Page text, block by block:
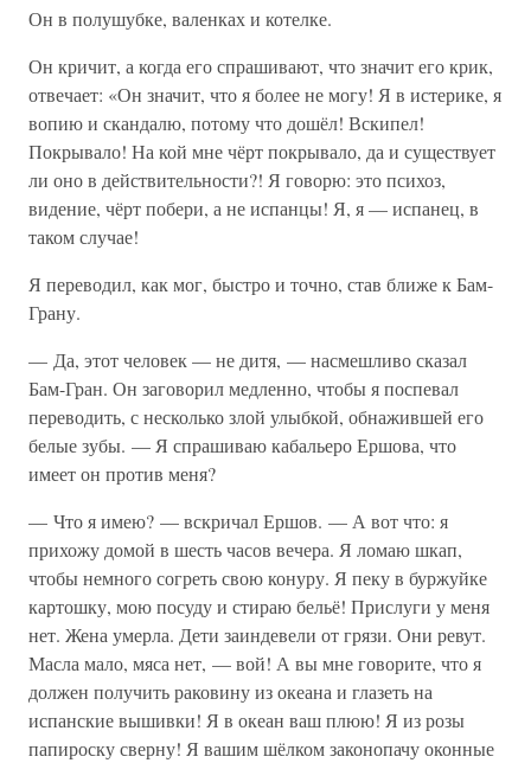
Он в полушубке, валенках и котелке.
Он кричит, а когда его спрашивают, что значит его крик,
отвечает: «Он значит, что я более не могу! Я в истерике, я
вопию и скандалю, потому что дошёл! Вскипел!
Покрывало! На кой мне чёрт покрывало, да и существует
ли оно в действительности?! Я говорю: это психоз,
видение, чёрт побери, а не испанцы! Я, я — испанец, в
таком случае!
Я переводил, как мог, быстро и точно, став ближе к Бам-
Грану.
— Да, этот человек — не дитя, — насмешливо сказал
Бам-Гран. Он заговорил медленно, чтобы я поспевал
переводить, с несколько злой улыбкой, обнажившей его
белые зубы. — Я спрашиваю кабальеро Ершова, что
имеет он против меня?
— Что я имею? — вскричал Ершов. — А вот что: я
прихожу домой в шесть часов вечера. Я ломаю шкап,
чтобы немного согреть свою конуру. Я пеку в буржуйке
картошку, мою посуду и стираю бельё! Прислуги у меня
нет. Жена умерла. Дети заиндевели от грязи. Они ревут.
Масла мало, мяса нет, — вой! А вы мне говорите, что я
должен получить раковину из океана и глазеть на
испанские вышивки! Я в океан ваш плюю! Я из розы
папироску сверну! Я вашим шёлком законопачу оконные